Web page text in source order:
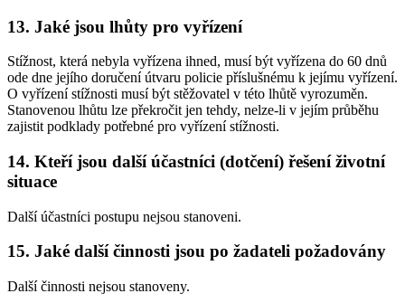
13. Jaké jsou lhůty pro vyřízení
Stížnost, která nebyla vyřízena ihned, musí být vyřízena do 60 dnů
ode dne jejího doručení útvaru policie příslušnému k jejímu vyřízení.
O vyřízení stížnosti musí být stěžovatel v této lhůtě vyrozuměn.
Stanovenou lhůtu lze překročit jen tehdy, nelze-li v jejím průběhu
zajistit podklady potřebné pro vyřízení stížnosti.
14. Kteří jsou další účastníci (dotčení) řešení životní
situace
Další účastníci postupu nejsou stanoveni.
15. Jaké další činnosti jsou po žadateli požadovány
Další činnosti nejsou stanoveny.